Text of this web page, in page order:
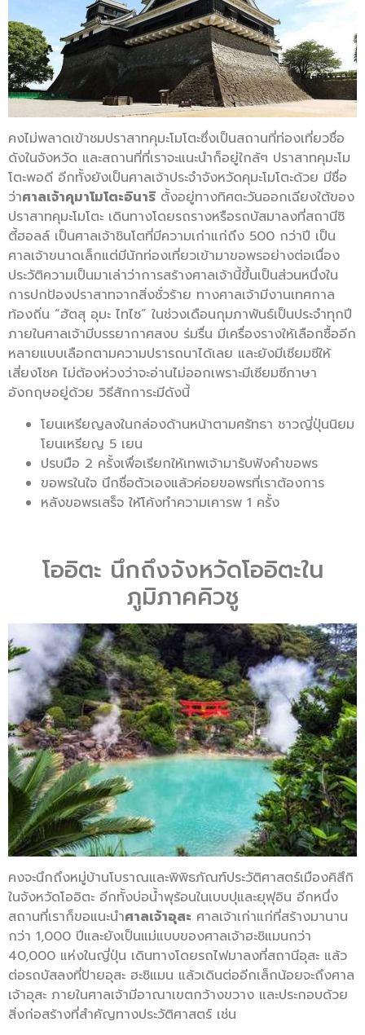
คงไม่พลาดเข้าชมปราสาทคุมะโมโตะซึ่งเป็นสถานที่ท่องเที่ยวชื่อ
ดังในจังหวัด และสถานที่ที่เราจะแนะนำก็อยู่ใกล้ๆ ปราสาทคุมะโม
โตะพอดี อีกทั้งยังเป็นศาลเจ้าประจำจังหวัดคุมะโมโตะด้วย มีชื่อ
ว่าศาลเจ้าคุมาโมโตะอินาริ ตั้งอยู่ทางทิศตะวันออกเฉียงใต้ของ
ปราสาทคุมะโมโตะ เดินทางโดยรถรางหรือรถบัสมาลงที่สถานีซิ
ตี้ฮอลล์ เป็นศาลเจ้าชินโตที่มีความเก่าแก่ถึง 500 กว่าปี เป็น
ศาลเจ้าขนาดเล็กแต่มีนักท่องเที่ยวเข้ามาขอพรอย่างต่อเนื่อง
ประวัติความเป็นมาเล่าว่าการสร้างศาลเจ้านี้ขึ้นเป็นส่วนหนึ่งใน
การปกป้องปราสาทจากสิ่งชั่วร้าย ทางศาลเจ้ามีงานเทศกาล
ท้องถิ่น “ฮัตสุ อุมะ ไทไซ” ในช่วงเดือนกุมภาพันธ์เป็นประจำทุกปี
ภายในศาลเจ้ามีบรรยากาศสงบ ร่มรื่น มีเครื่องรางให้เลือกซื้ออีก
หลายแบบเลือกตามความปรารถนาได้เลย และยังมีเซียมซีให้
เสี่ยงโชค ไม่ต้องห่วงว่าจะอ่านไม่ออกเพราะมีเซียมซีภาษา
อังกฤษอยู่ด้วย วิธีสักการะมีดังนี้
โยนเหรียญลงในกล่องด้านหน้าตามศรัทธา ชาวญี่ปุ่นนิยม
โยนเหรียญ 5 เยน
ปรบมือ 2 ครั้งเพื่อเรียกให้เทพเจ้ามารับฟังคำขอพร
ขอพรในใจ นึกชื่อตัวเองแล้วค่อยขอพรที่เราต้องการ
หลังขอพรเสร็จ ให้โค้งทำความเคารพ 1 ครั้ง
โออิตะ นึกถึงจังหวัดโออิตะใน
ภูมิภาคคิวชู
คงจะนึกถึงหมู่บ้านโบราณและพิพิธภัณฑ์ประวัติศาสตร์เมืองคิสึกิ
ในจังหวัดโออิตะ อีกทั้งบ่อน้ำพุร้อนในเบบปุและยุฟุอิน อีกหนึ่ง
สถานที่เราก็ขอแนะนำศาลเจ้าอุสะ ศาลเจ้าเก่าแก่ที่สร้างมานาน
กว่า 1,000 ปีและยังเป็นแม่แบบของศาลเจ้าฮะชิแมนกว่า
40,000 แห่งในญี่ปุ่น เดินทางโดยรถไฟมาลงที่สถานีอุสะ แล้ว
ต่อรถบัสลงที่ป้ายอุสะ ฮะชิแมน แล้วเดินต่ออีกเล็กน้อยจะถึงศาล
เจ้าอุสะ ภายในศาลเจ้ามีอาณาเขตกว้างขวาง และประกอบด้วย
สิ่งก่อสร้างที่สำคัญทางประวัติศาสตร์ เช่น